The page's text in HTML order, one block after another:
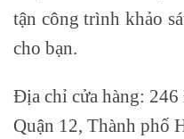
tận công trình khảo
cho bạn.
Địa chỉ cửa hàng:
Quận 12, Thành phố